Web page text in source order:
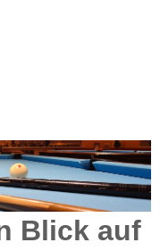
Blick auf